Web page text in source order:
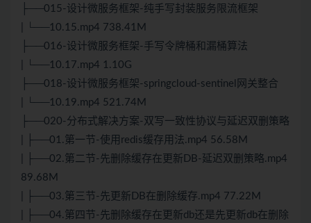
├──015-设计微服务框架-纯手写封装服务限流框架
| └──10.15.mp4 738.41M
├──016-设计微服务框架-手写令牌桶和漏桶算法
| └──10.17.mp4 1.10G
├──018-设计微服务框架-springcloud-sentinel网关整合
| └──10.19.mp4 521.74M
├──020-分布式解决方案-双写一致性协议与延迟双删策略
| ├──01.第一节-使用redis缓存用法.mp4 56.58M
| ├──02.第二节-先删除缓存在更新DB-延迟双删策略.mp4
89.68M
| ├──03.第三节-先更新DB在删除缓存.mp4 77.22M
| ├──04.第四节-先删除缓存在更新db还是先更新db在删除